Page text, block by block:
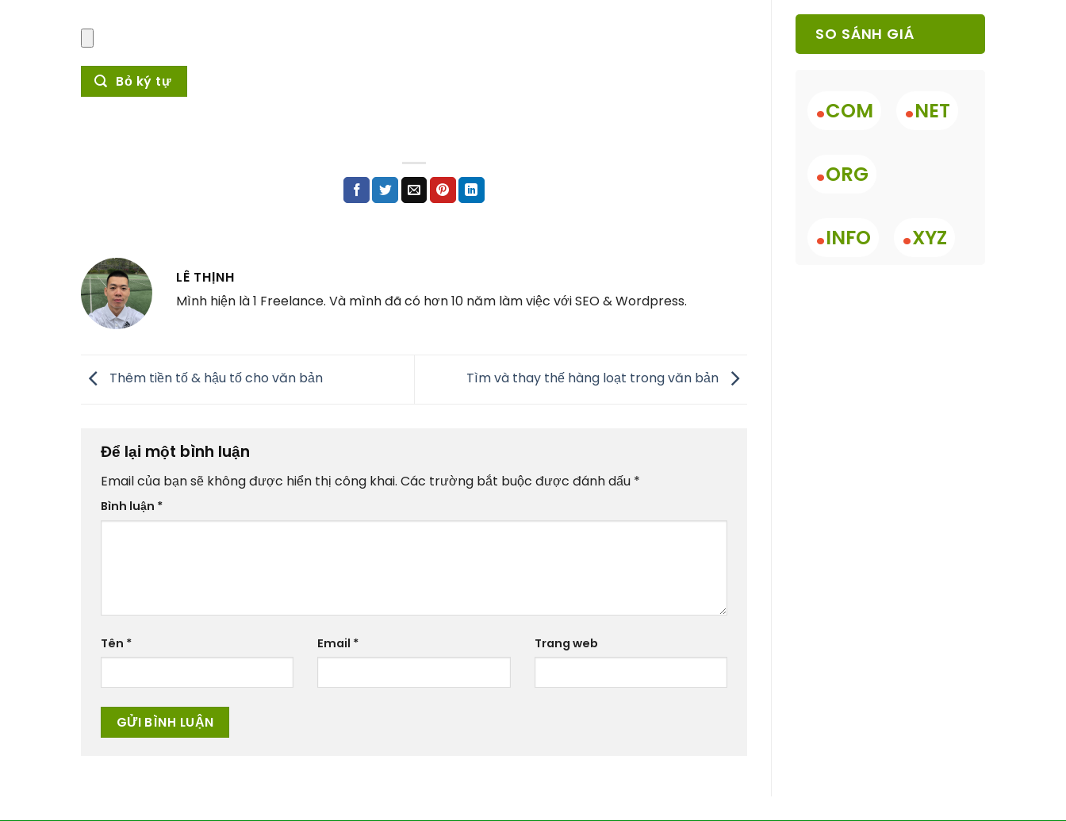
Bỏ ký tự
LÊ THỊNH
Mình hiện là 1 Freelance. Và mình đã có hơn 10 năm làm việc với SEO & Wordpress.
Thêm tiền tố & hậu tố cho văn bản Tìm và thay thế hàng loạt trong văn bản
Để lại một bình luận
Email của bạn sẽ không được hiển thị công khai. Các trường bắt buộc được đánh dấu *
Bình luận *
Tên * Email * Trang web
SO SÁNH GIÁ
.COM .NET
.ORG
.INFO .XYZ